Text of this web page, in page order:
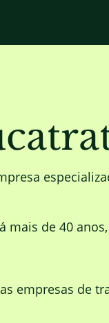
mais de 40
empresas de